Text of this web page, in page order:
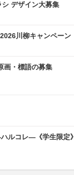
デザイン大募集
川柳キャンペーン
画・標語の募集
ルコレ―《学生限定》